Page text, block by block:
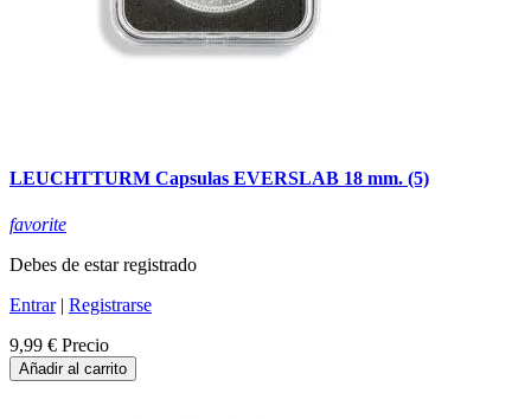
LEUCHTTURM Capsulas EVERSLAB 18 mm. (5)
favorite
Debes de estar registrado
Entrar| Registrarse
9,99 € Precio
Añadir al carrito